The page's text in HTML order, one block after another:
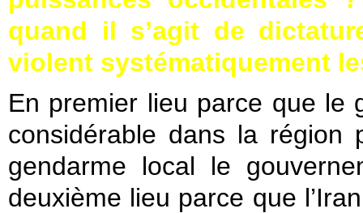
quand il s’agit de
violent systématiquement
En premier lieu parce que le
considérable dans la région
gendarme local le
deuxième lieu parce que